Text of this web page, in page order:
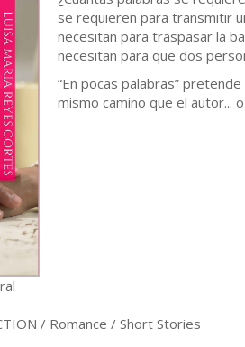
se requieren para transmitir
necesitan para traspasar la
necesitan para que dos
“En pocas palabras”
mismo camino que el autor...
/ Romance / Short Stories